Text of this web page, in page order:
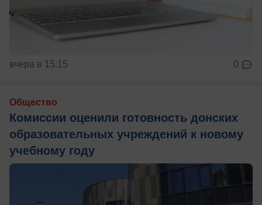
вчера в 15:15 0
Общество
Комиссии оценили готовность донских
образовательных учреждений к новому
учебному году